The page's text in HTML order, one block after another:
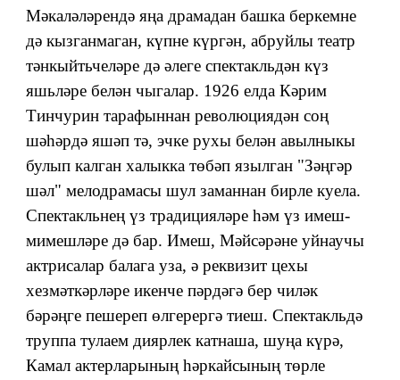
Мәкаләләрендә яңа драмадан башка беркемне
дә кызганмаган, күпне күргән, абруйлы театр
тәнкыйтьчеләре дә әлеге спектакльдән күз
яшьләре белән чыгалар. 1926 елда Кәрим
Тинчурин тарафыннан революциядән соң
шәһәрдә яшәп тә, эчке рухы белән авылныкы
булып калган халыкка төбәп язылган "Зәңгәр
шәл" мелодрамасы шул заманнан бирле куела.
Спектакльнең үз традицияләре һәм үз имеш-
мимешләре дә бар. Имеш, Мәйсәрәне уйнаучы
актрисалар балага уза, ә реквизит цехы
хезмәткәрләре икенче пәрдәгә бер чиләк
бәрәңге пешереп өлгерергә тиеш. Спектакльдә
труппа тулаем диярлек катнаша, шуңа күрә,
Камал актерларының һәркайсының төрле